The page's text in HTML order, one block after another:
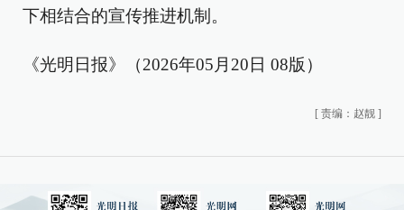
下相结合的宣传推进机制。
《光明日报》（2026年05月20日 08版）
[ 责编：赵靓 ]